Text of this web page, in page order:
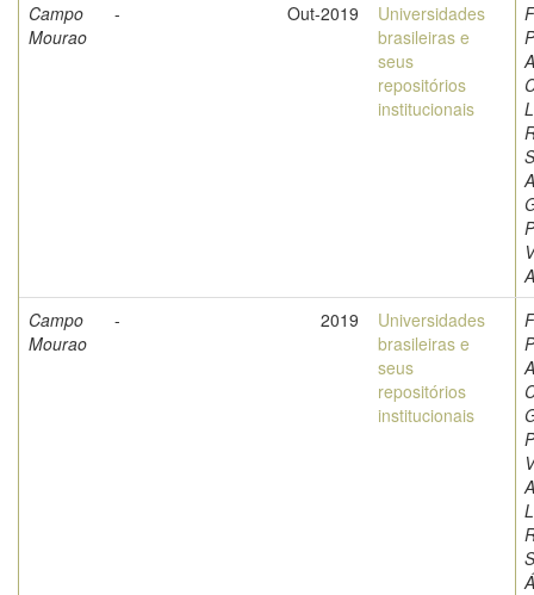
Campo
Mourao
- Out-2019
Universidades
brasileiras e
seus
repositórios
institucionais
Campo
Mourao
- 2019
Universidades
brasileiras e
seus
repositórios
institucionais